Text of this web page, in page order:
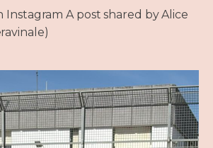
Instagram A post shared by Alice